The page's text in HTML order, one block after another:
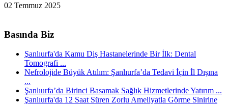
02 Temmuz 2025
Basında Biz
Şanlıurfa'da Kamu Diş Hastanelerinde Bir İlk: Dental
Tomografi ...
Nefrolojide Büyük Atılım: Şanlıurfa’da Tedavi İçin İl Dışına
...
Şanlıurfa’da Birinci Basamak Sağlık Hizmetlerinde Yatırım ...
Şanlıurfa'da 12 Saat Süren Zorlu Ameliyatla Görme Sinirine